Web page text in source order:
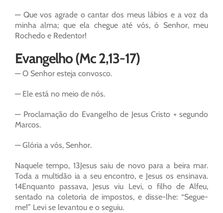
— Que vos agrade o cantar dos meus lábios e a voz da
minha alma; que ela chegue até vós, ó Senhor, meu
Rochedo e Redentor!
Evangelho (Mc 2,13-17)
— O Senhor esteja convosco.
— Ele está no meio de nós.
— Proclamação do Evangelho de Jesus Cristo + segundo
Marcos.
— Glória a vós, Senhor.
Naquele tempo, 13Jesus saiu de novo para a beira mar.
Toda a multidão ia a seu encontro, e Jesus os ensinava.
14Enquanto passava, Jesus viu Levi, o filho de Alfeu,
sentado na coletoria de impostos, e disse-lhe: “Segue-
me!” Levi se levantou e o seguiu.